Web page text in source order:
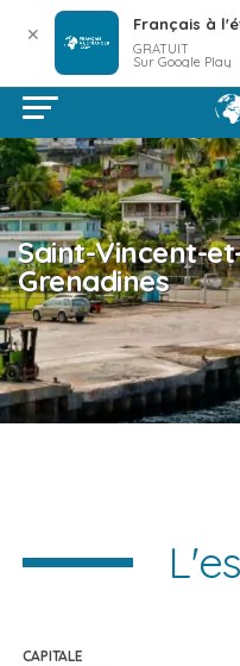
Saint-Vincent-
Grenadines
CAPITALE
✕ Français à
GRATUIT
Sur Google Play